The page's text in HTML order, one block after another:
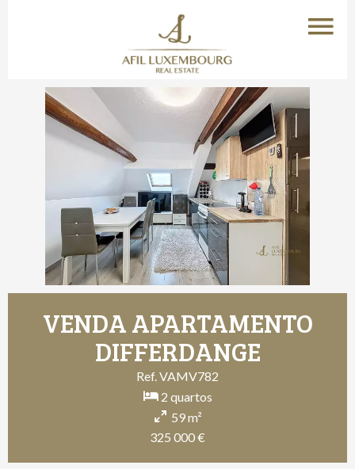
VENDA APARTAMENTO
DIFFERDANGE
Ref. VAMV782
2 quartos
59 m²
325 000 €